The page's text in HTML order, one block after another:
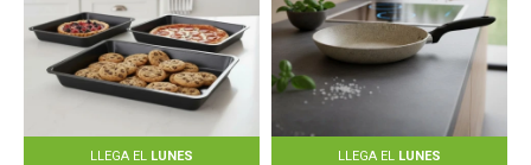
LLEGA EL LUNES LLEGA EL LUNES